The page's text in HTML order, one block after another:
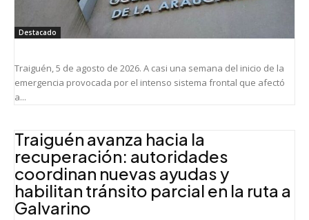
Destacado
Traiguén, 5 de agosto de 2026. A casi una semana del inicio de la
emergencia provocada por el intenso sistema frontal que afectó
a...
Traiguén avanza hacia la
recuperación: autoridades
coordinan nuevas ayudas y
habilitan tránsito parcial en la ruta a
Galvarino